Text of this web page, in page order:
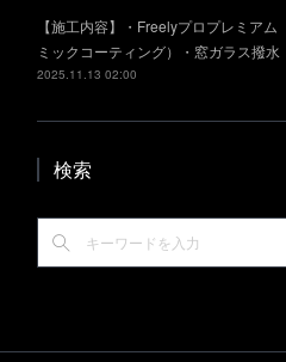
【施工内容】・Freelyプロプレミアム
ミックコーティング）・窓ガラス撥
2025.11.13 02:00
検索